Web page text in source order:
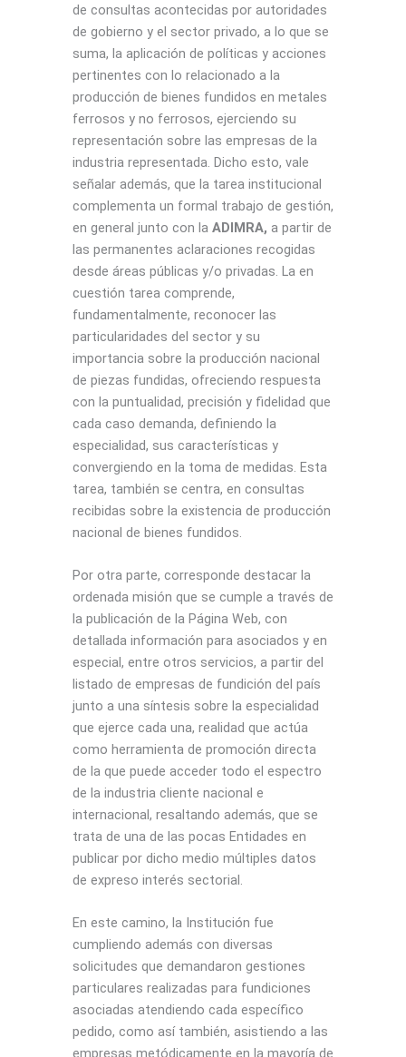
de consultas acontecidas por autoridades
de gobierno y el sector privado, a lo que se
suma, la aplicación de políticas y acciones
pertinentes con lo relacionado a la
producción de bienes fundidos en metales
ferrosos y no ferrosos, ejerciendo su
representación sobre las empresas de la
industria representada. Dicho esto, vale
señalar además, que la tarea institucional
complementa un formal trabajo de gestión,
en general junto con la ADIMRA, a partir de
las permanentes aclaraciones recogidas
desde áreas públicas y/o privadas. La en
cuestión tarea comprende,
fundamentalmente, reconocer las
particularidades del sector y su
importancia sobre la producción nacional
de piezas fundidas, ofreciendo respuesta
con la puntualidad, precisión y fidelidad que
cada caso demanda, definiendo la
especialidad, sus características y
convergiendo en la toma de medidas. Esta
tarea, también se centra, en consultas
recibidas sobre la existencia de producción
nacional de bienes fundidos.
Por otra parte, corresponde destacar la
ordenada misión que se cumple a través de
la publicación de la Página Web, con
detallada información para asociados y en
especial, entre otros servicios, a partir del
listado de empresas de fundición del país
junto a una síntesis sobre la especialidad
que ejerce cada una, realidad que actúa
como herramienta de promoción directa
de la que puede acceder todo el espectro
de la industria cliente nacional e
internacional, resaltando además, que se
trata de una de las pocas Entidades en
publicar por dicho medio múltiples datos
de expreso interés sectorial.
En este camino, la Institución fue
cumpliendo además con diversas
solicitudes que demandaron gestiones
particulares realizadas para fundiciones
asociadas atendiendo cada específico
pedido, como así también, asistiendo a las
empresas metódicamente en la mayoría de